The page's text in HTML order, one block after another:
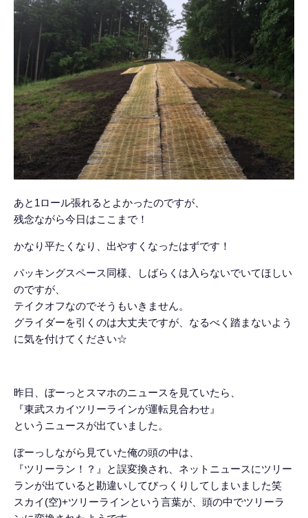
あと1ロール張れるとよかったのですが、
残念ながら今日はここまで！
かなり平たくなり、出やすくなったはずです！
パッキングスペース同様、しばらくは入らないでいてほしい
のですが、
テイクオフなのでそうもいきません。
グライダーを引くのは大丈夫ですが、なるべく踏まないよう
に気を付けてください☆
昨日、ぼーっとスマホのニュースを見ていたら、
『東武スカイツリーラインが運転見合わせ』
というニュースが出ていました。
ぼーっしながら見ていた俺の頭の中は、
『ツリーラン！？』と誤変換され、ネットニュースにツリー
ランが出ていると勘違いしてびっくりしてしまいました笑
スカイ(空)+ツリーラインという言葉が、頭の中でツリーラ